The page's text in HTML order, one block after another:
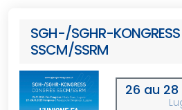
SGH-/SGHR-
SSCM/SSRM
26 au